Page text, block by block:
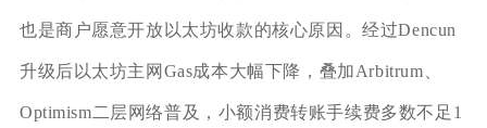
也是商户愿意开放以太坊收款的核心原因。经过Dencun
升级后以太坊主网Gas成本大幅下降，叠加Arbitrum、
Optimism二层网络普及，小额消费转账手续费多数不足1